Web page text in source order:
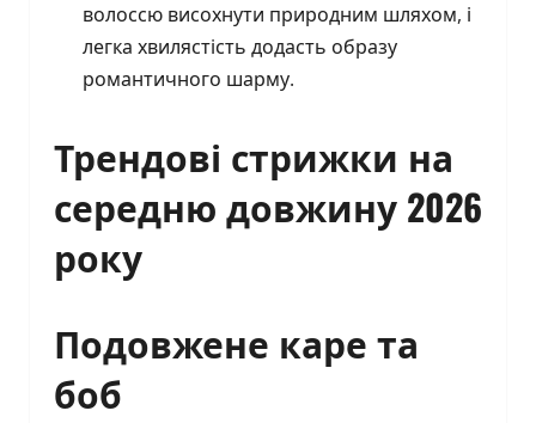
волоссю висохнути природним шляхом, і
легка хвилястість додасть образу
романтичного шарму.
Трендові стрижки на
середню довжину 2026
року
Подовжене каре та
боб